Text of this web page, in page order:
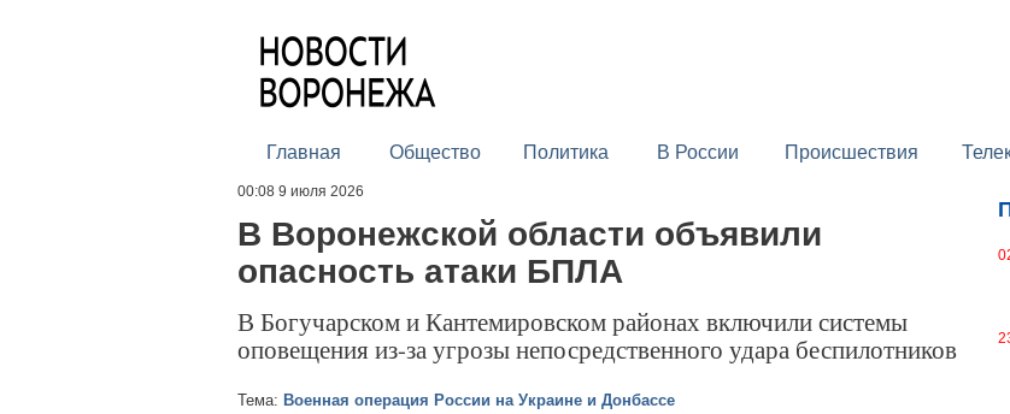
Главная Общество Политика В России Происшествия
00:08 9 июля 2026
В Воронежской области объявили
опасность атаки БПЛА
В Богучарском и Кантемировском районах включили системы
оповещения из-за угрозы непосредственного удара беспилотников
Тема: Военная операция России на Украине и Донбассе